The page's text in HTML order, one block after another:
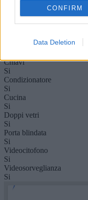
CONFIRM
Data Deletion
Ascensore
Chiavi
Si
Condizionatore
Si
Cucina
Si
Doppi vetri
Si
Porta blindata
Si
Videocitofono
Si
Videosorveglianza
Si